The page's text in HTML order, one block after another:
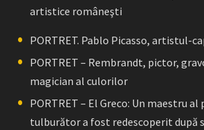
artistice româneşti
PORTRET. Pablo Picasso, artistul-
PORTRET – Rembrandt, pictor,
magician al culorilor
PORTRET – El Greco: Un maestru
tulburător a fost redescoperit după